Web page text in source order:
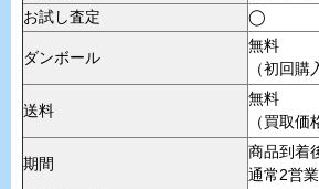
お試し査定
◯
ダンボール
無料
（初回購
送料
無料
（買取価
期間
商品到着
通常2営